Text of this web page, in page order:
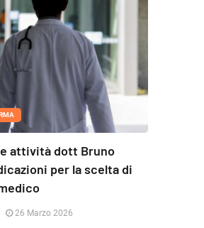
attività dott Bruno
per la scelta di
26 Marzo 2026